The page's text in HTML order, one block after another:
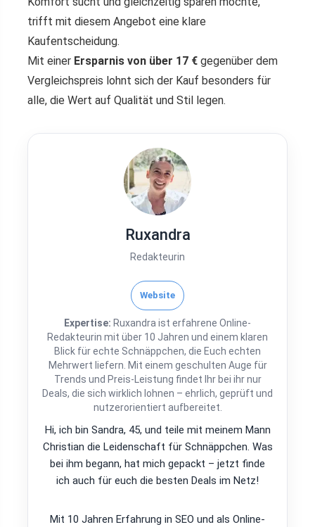
trifft mit diesem Angebot eine klare
Kaufentscheidung.
Mit einer Ersparnis von über 17 € gegenüber dem
Vergleichspreis lohnt sich der Kauf besonders für
alle, die Wert auf Qualität und Stil legen.
Ruxandra
Redakteurin
Website
Expertise: Ruxandra ist erfahrene Online-
Redakteurin mit über 10 Jahren und einem klaren
Blick für echte Schnäppchen, die Euch echten
Mehrwert liefern. Mit einem geschulten Auge für
Trends und Preis-Leistung findet Ihr bei ihr nur
Deals, die sich wirklich lohnen – ehrlich, geprüft und
nutzerorientiert aufbereitet.
Hi, ich bin Sandra, 45, und teile mit meinem Mann
Christian die Leidenschaft für Schnäppchen. Was
bei ihm begann, hat mich gepackt – jetzt finde
ich auch für euch die besten Deals im Netz!
Mit 10 Jahren Erfahrung in SEO und als Online-